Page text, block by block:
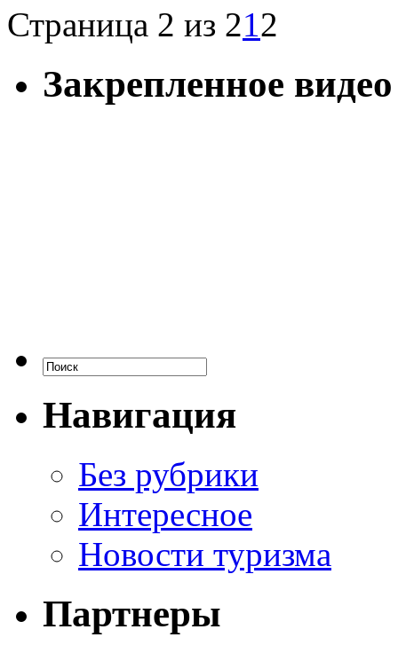
Страница 2 из 212
Закрепленное видео
Навигация
Без рубрики
Интересное
Новости туризма
Партнеры